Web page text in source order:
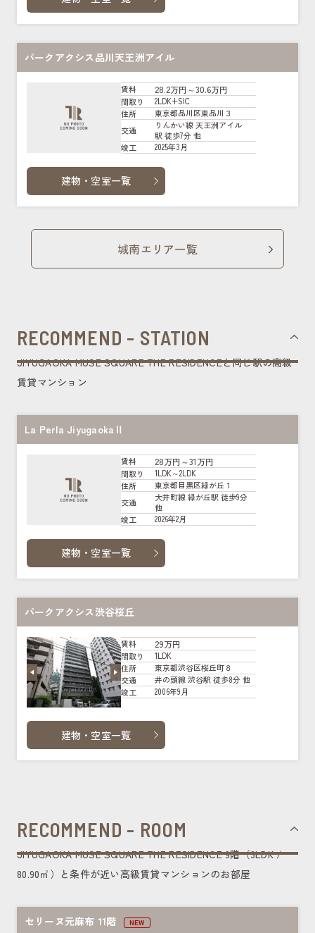
パークアクシス品川天王洲アイル
賃料 28.2万円～30.6万円
間取り
2LDK+SIC
住所
東京都品川区東品川３
交通
りんかい線 天王洲アイル
駅 徒歩7分 他
竣工
2025年3月
建物・空室一覧
城南エリア一覧
RECOMMEND - STATION
JIYUGAOKA MUSE SQUARE THE RESIDENCEと同じ駅の高級
賃貸マンション
La Perla JiyugaokaⅡ
賃料 28万円～31万円
間取り
1LDK～2LDK
住所
東京都目黒区緑が丘１
交通
大井町線 緑が丘駅 徒歩9分
他
竣工
2026年2月
建物・空室一覧
パークアクシス渋谷桜丘
賃料 29万円
間取り
1LDK
住所
東京都渋谷区桜丘町８
交通
井の頭線 渋谷駅 徒歩8分 他
竣工
2006年9月
建物・空室一覧
RECOMMEND - ROOM
JIYUGAOKA MUSE SQUARE THE RESIDENCE 9階（3LDK /
80.90㎡）と条件が近い高級賃貸マンションのお部屋
セリーヌ元麻布 11階 NEW